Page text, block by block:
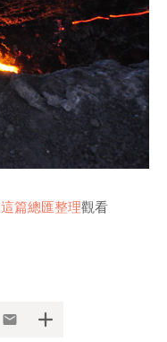
這篇總匯整理觀看